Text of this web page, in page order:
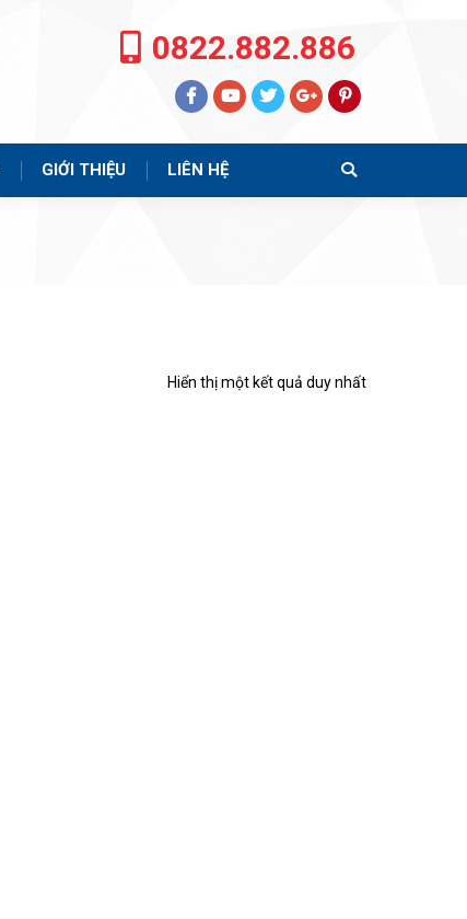
0822.882.886
GIỚI THIỆU LIÊN HỆ Search:
Hiển thị một kết quả duy nhất